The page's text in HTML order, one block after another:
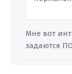
Мне вот
задаются